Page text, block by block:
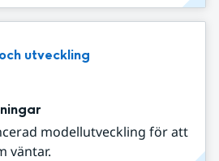
utveckling
modellutveckling för att
väntar.